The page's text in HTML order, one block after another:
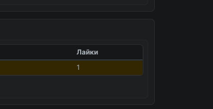
Лайки
1